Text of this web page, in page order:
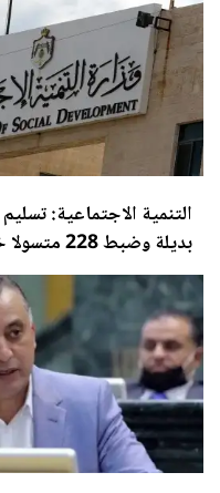
التنمية الاجتماعي
بديلة وضبط 228 متسولا خلال تموز